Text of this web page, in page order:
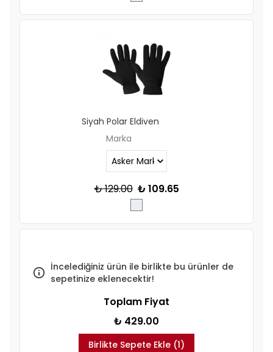
Siyah Polar Eldiven
Marka
₺ 129.00 ₺ 109.65
İncelediğiniz ürün ile birlikte bu ürünler de
sepetinize eklenecektir!
Toplam Fiyat
₺ 429.00
Birlikte Sepete Ekle (1)